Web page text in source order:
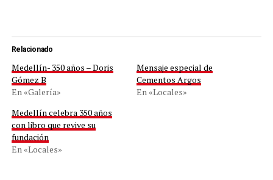
Relacionado
Medellín- 350 años – Doris
Gómez B
En «Galería»
Mensaje especial de
Cementos Argos
En «Locales»
Medellín celebra 350 años
con libro que revive su
fundación
En «Locales»